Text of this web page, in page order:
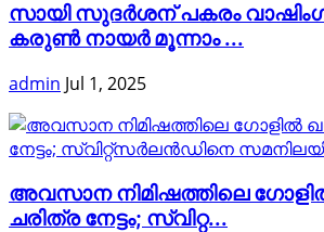
സായി സുദർശന് പകരം
കരുൺ നായർ മൂന്നാം ...
admin Jul 1, 2025
അവസാന നിമിഷത്തിലെ
ചരിത്ര നേട്ടം; സ്വിറ്റ...